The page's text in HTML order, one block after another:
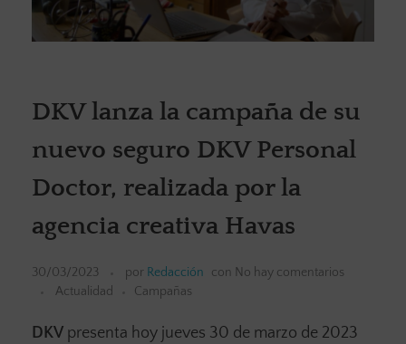
DKV lanza la campaña de su
nuevo seguro DKV Personal
Doctor, realizada por la
agencia creativa Havas
30/03/2023 por Redacción con No hay comentarios
Actualidad
Campañas
DKV presenta hoy jueves 30 de marzo de 2023